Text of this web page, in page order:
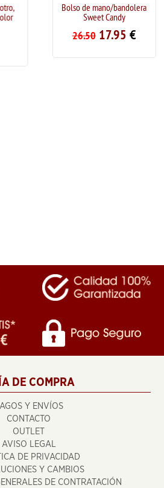
Bolso de mano/bandolera
Sweet Candy
26.50 17.95€
DE COMPRA
Y ENVÍOS
CONTACTO
OUTLET
AVISO LEGAL
DE PRIVACIDAD
Y CAMBIOS
DE CONTRATACIÓN